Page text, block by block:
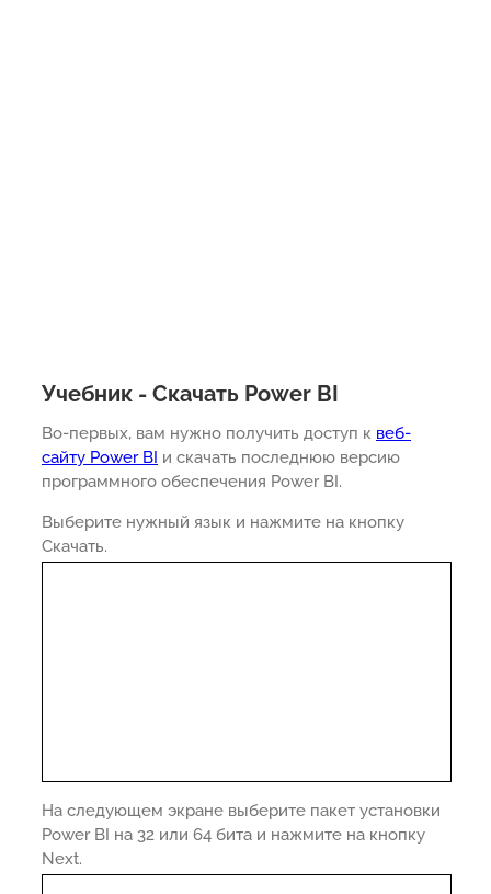
Учебник - Скачать Power BI
Во-первых, вам нужно получить доступ к веб-
сайту Power BI и скачать последнюю версию
программного обеспечения Power BI.
Выберите нужный язык и нажмите на кнопку
Скачать.
На следующем экране выберите пакет установки
Power BI на 32 или 64 бита и нажмите на кнопку
Next.